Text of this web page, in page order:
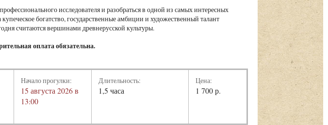
исследователя и разобраться в одной из самых интересных
богатство, государственные амбиции и художественный талант
считаются вершинами древнерусской культуры.
оплата обязательна.
Начало прогулки:
15 августа 2026 в
13:00
Длительность:
1,5 часа
Цена:
1 700 р.